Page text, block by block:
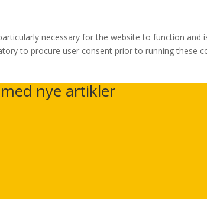
necessary for the website to function
to procure user consent prior to running these
nye artikler